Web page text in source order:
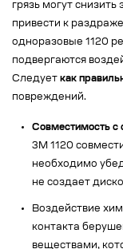
грязь могут
привести к
одноразовые 1120
подвергаются
Следует как
повреждений.
Совместимость с
3M 1120
необходимо
не создает
Воздействие
контакта
веществами,